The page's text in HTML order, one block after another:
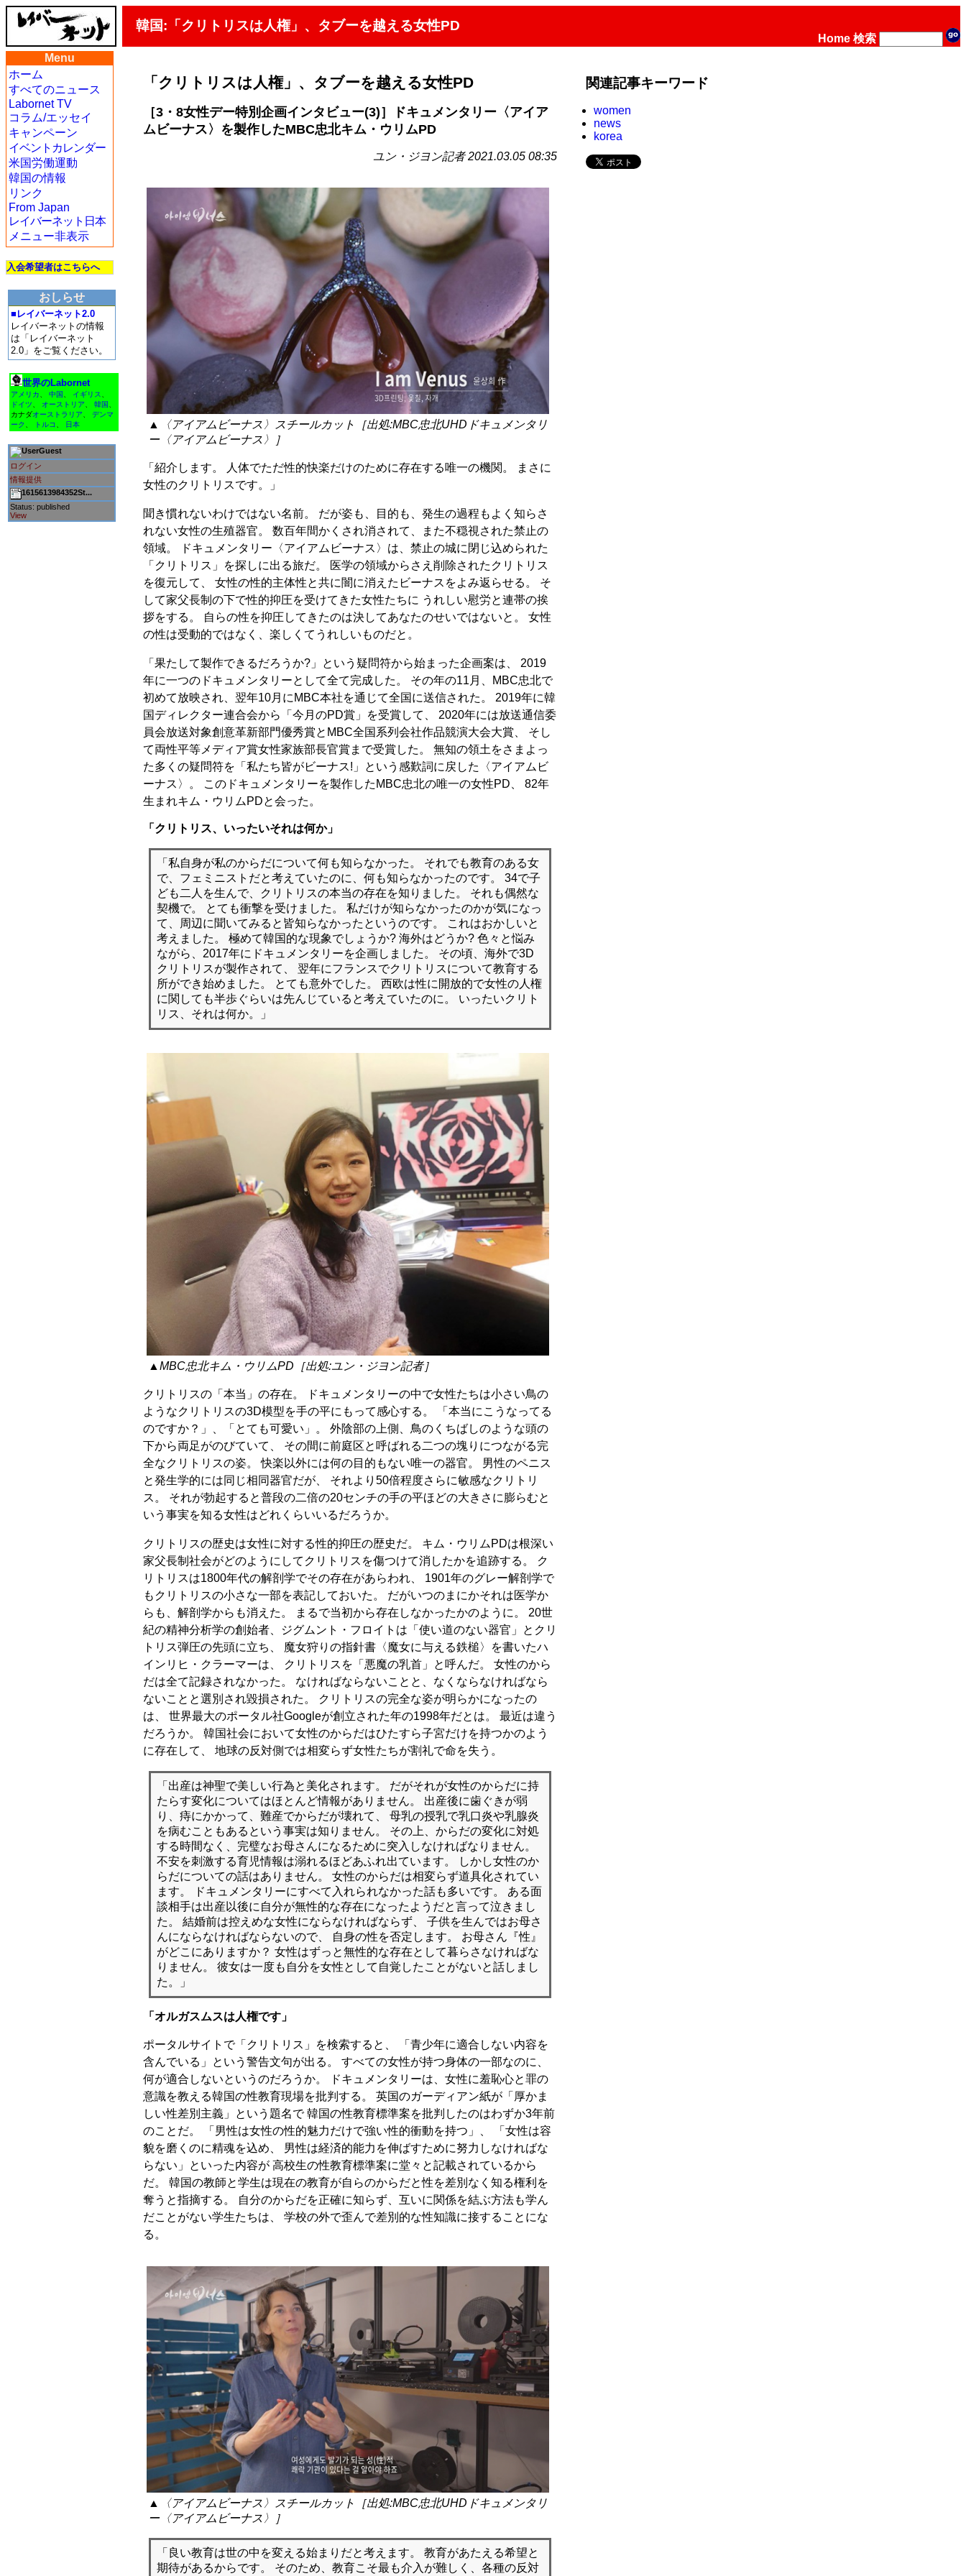
韓国:「クリトリスは人権」、タブーを越える女性PD
Home 検索
Menu
ホーム
すべてのニュース
Labornet TV
コラム/エッセイ
キャンペーン
イベントカレンダー
米国労働運動
韓国の情報
リンク
From Japan
レイバーネット日本
メニュー非表示
入会希望者はこちらへ
おしらせ
■レイバーネット2.0
レイバーネットの情報
は「レイバーネット
2.0」をご覧ください。
世界のLabornet
アメリカ 中国 イギリス
ドイツ
オーストリア 韓国
カナダオーストラリア
デンマ
ーク
トルコ 日本
Guest
ログイン
情報提供
1615613984352St...
Status: published
View
「クリトリスは人権」、タブーを越える女性PD
［3・8女性デー特別企画インタビュー(3)］ドキュメンタリー〈アイア
ムビーナス〉を製作したMBC忠北キム・ウリムPD
ユン・ジヨン記者 2021.03.05 08:35
▲〈アイアムビーナス〉スチールカット［出処:MBC忠北UHDドキュメンタリ
ー〈アイアムビーナス〉］
「紹介します。 人体でただ性的快楽だけのために存在する唯一の機関。 まさに
女性のクリトリスです。」
聞き慣れないわけではない名前。 だが姿も、目的も、発生の過程もよく知らさ
れない女性の生殖器官。 数百年間かくされ消されて、また不穏視された禁止の
領域。 ドキュメンタリー〈アイアムビーナス〉は、禁止の城に閉じ込められた
「クリトリス」を探しに出る旅だ。 医学の領域からさえ削除されたクリトリス
を復元して、 女性の性的主体性と共に闇に消えたビーナスをよみ返らせる。 そ
して家父長制の下で性的抑圧を受けてきた女性たちに うれしい慰労と連帯の挨
拶をする。 自らの性を抑圧してきたのは決してあなたのせいではないと。 女性
の性は受動的ではなく、楽しくてうれしいものだと。
「果たして製作できるだろうか?」という疑問符から始まった企画案は、 2019
年に一つのドキュメンタリーとして全て完成した。 その年の11月、MBC忠北で
初めて放映され、翌年10月にMBC本社を通じて全国に送信された。 2019年に韓
国ディレクター連合会から「今月のPD賞」を受賞して、 2020年には放送通信委
員会放送対象創意革新部門優秀賞とMBC全国系列会社作品競演大会大賞、 そし
て両性平等メディア賞女性家族部長官賞まで受賞した。 無知の領土をさまよっ
た多くの疑問符を「私たち皆がビーナス!」という感歎詞に戻した〈アイアムビ
ーナス〉。 このドキュメンタリーを製作したMBC忠北の唯一の女性PD、 82年
生まれキム・ウリムPDと会った。
「クリトリス、いったいそれは何か」
「私自身が私のからだについて何も知らなかった。 それでも教育のある女
で、フェミニストだと考えていたのに、何も知らなかったのです。 34で子
ども二人を生んで、クリトリスの本当の存在を知りました。 それも偶然な
契機で。 とても衝撃を受けました。 私だけが知らなかったのかが気になっ
て、周辺に聞いてみると皆知らなかったというのです。 これはおかしいと
考えました。 極めて韓国的な現象でしょうか? 海外はどうか? 色々と悩み
ながら、2017年にドキュメンタリーを企画しました。 その頃、海外で3D
クリトリスが製作されて、 翌年にフランスでクリトリスについて教育する
所ができ始めました。 とても意外でした。 西欧は性に開放的で女性の人権
に関しても半歩ぐらいは先んじていると考えていたのに。 いったいクリト
リス、それは何か。」
▲MBC忠北キム・ウリムPD［出処:ユン・ジヨン記者］
クリトリスの「本当」の存在。 ドキュメンタリーの中で女性たちは小さい鳥の
ようなクリトリスの3D模型を手の平にもって感心する。 「本当にこうなってる
のですか？」、「とても可愛い」。 外陰部の上側、鳥のくちばしのような頭の
下から両足がのびていて、 その間に前庭区と呼ばれる二つの塊りにつながる完
全なクリトリスの姿。 快楽以外には何の目的もない唯一の器官。 男性のペニス
と発生学的には同じ相同器官だが、 それより50倍程度さらに敏感なクリトリ
ス。 それが勃起すると普段の二倍の20センチの手の平ほどの大きさに膨らむと
いう事実を知る女性はどれくらいいるだろうか。
クリトリスの歴史は女性に対する性的抑圧の歴史だ。 キム・ウリムPDは根深い
家父長制社会がどのようにしてクリトリスを傷つけて消したかを追跡する。 ク
リトリスは1800年代の解剖学でその存在があらわれ、 1901年のグレー解剖学で
もクリトリスの小さな一部を表記しておいた。 だがいつのまにかそれは医学か
らも、解剖学からも消えた。 まるで当初から存在しなかったかのように。 20世
紀の精神分析学の創始者、ジグムント・フロイトは「使い道のない器官」とクリ
トリス弾圧の先頭に立ち、 魔女狩りの指針書〈魔女に与える鉄槌〉を書いたハ
インリヒ・クラーマーは、 クリトリスを「悪魔の乳首」と呼んだ。 女性のから
だは全て記録されなかった。 なければならないことと、なくならなければなら
ないことと選別され毀損された。 クリトリスの完全な姿が明らかになったの
は、 世界最大のポータル社Googleが創立された年の1998年だとは。 最近は違う
だろうか。 韓国社会において女性のからだはひたすら子宮だけを持つかのよう
に存在して、 地球の反対側では相変らず女性たちが割礼で命を失う。
「出産は神聖で美しい行為と美化されます。 だがそれが女性のからだに持
たらす変化についてはほとんど情報がありません。 出産後に歯ぐきが弱
り、痔にかかって、難産でからだが壊れて、 母乳の授乳で乳口炎や乳腺炎
を病むこともあるという事実は知りません。 その上、からだの変化に対処
する時間なく、完璧なお母さんになるために突入しなければなりません。
不安を刺激する育児情報は溺れるほどあふれ出ています。 しかし女性のか
らだについての話はありません。 女性のからだは相変らず道具化されてい
ます。 ドキュメンタリーにすべて入れられなかった話も多いです。 ある面
談相手は出産以後に自分が無性的な存在になったようだと言って泣きまし
た。 結婚前は控えめな女性にならなければならず、 子供を生んではお母さ
んにならなければならないので、 自身の性を否定します。 お母さん『性』
がどこにありますか？ 女性はずっと無性的な存在として暮らさなければな
りません。 彼女は一度も自分を女性として自覚したことがないと話しまし
た。」
「オルガスムスは人権です」
ポータルサイトで「クリトリス」を検索すると、 「青少年に適合しない内容を
含んでいる」という警告文句が出る。 すべての女性が持つ身体の一部なのに、
何が適合しないというのだろうか。 ドキュメンタリーは、女性に羞恥心と罪の
意識を教える韓国の性教育現場を批判する。 英国のガーディアン紙が「厚かま
しい性差別主義」という題名で 韓国の性教育標準案を批判したのはわずか3年前
のことだ。 「男性は女性の性的魅力だけで強い性的衝動を持つ」、 「女性は容
貌を磨くのに精魂を込め、 男性は経済的能力を伸ばすために努力しなければな
らない」といった内容が 高校生の性教育標準案に堂々と記載されているから
だ。 韓国の教師と学生は現在の教育が自らのからだと性を差別なく知る権利を
奪うと指摘する。 自分のからだを正確に知らず、互いに関係を結ぶ方法も学ん
だことがない学生たちは、 学校の外で歪んで差別的な性知識に接することにな
る。
▲〈アイアムビーナス〉スチールカット［出処:MBC忠北UHDドキュメンタリ
ー〈アイアムビーナス〉］
「良い教育は世の中を変える始まりだと考えます。 教育があたえる希望と
期待があるからです。 そのため、教育こそ最も介入が難しく、各種の反対
関連記事キーワード
women
news
korea